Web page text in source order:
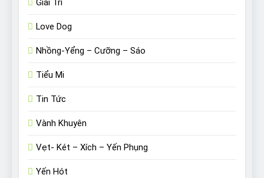
Giải Trí
Love Dog
Nhồng-Yểng – Cưỡng – Sáo
Tiểu Mi
Tin Tức
Vành Khuyên
Vẹt- Két – Xích – Yến Phụng
Yến Hót